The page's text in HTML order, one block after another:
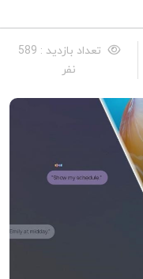
تعداد بازدید : 589
نفر